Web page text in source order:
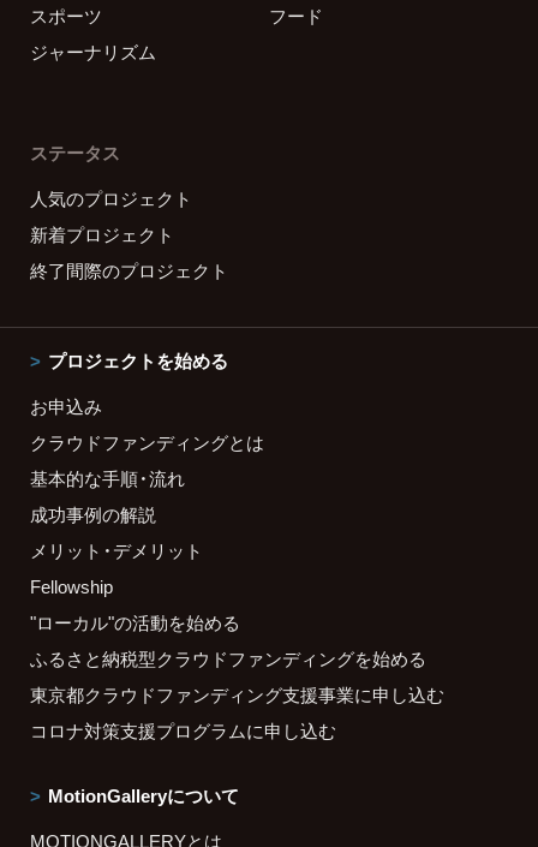
スポーツ
フード
ジャーナリズム
ステータス
人気のプロジェクト
新着プロジェクト
終了間際のプロジェクト
プロジェクトを始める
お申込み
クラウドファンディングとは
基本的な手順・流れ
成功事例の解説
メリット・デメリット
Fellowship
"ローカル"の活動を始める
ふるさと納税型クラウドファンディングを始める
東京都クラウドファンディング支援事業に申し込む
コロナ対策支援プログラムに申し込む
MotionGalleryについて
MOTIONGALLERYとは